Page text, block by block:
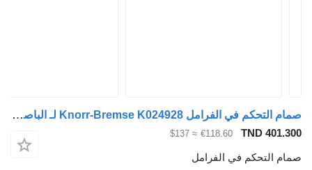
صمام التحكم في الفرامل Knorr-Bremse K024928 لـ الباصات Volvo B7, B8, B9, B12 bus (2005-)
TND
€118.60
≈ $137
التحكم في الفرامل